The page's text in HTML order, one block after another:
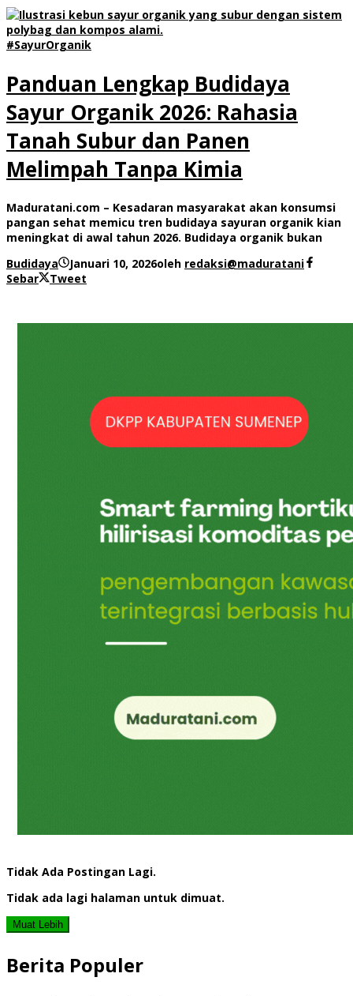
#SayurOrganik
Panduan Lengkap Budidaya
Sayur Organik 2026: Rahasia
Tanah Subur dan Panen
Melimpah Tanpa Kimia
Maduratani.com – Kesadaran masyarakat akan konsumsi
pangan sehat memicu tren budidaya sayuran organik kian
meningkat di awal tahun 2026. Budidaya organik bukan
Budidaya
Januari 10, 2026oleh redaksi@maduratani
Sebar
Tweet
Tidak Ada Postingan Lagi.
Tidak ada lagi halaman untuk dimuat.
Muat Lebih
Berita Populer